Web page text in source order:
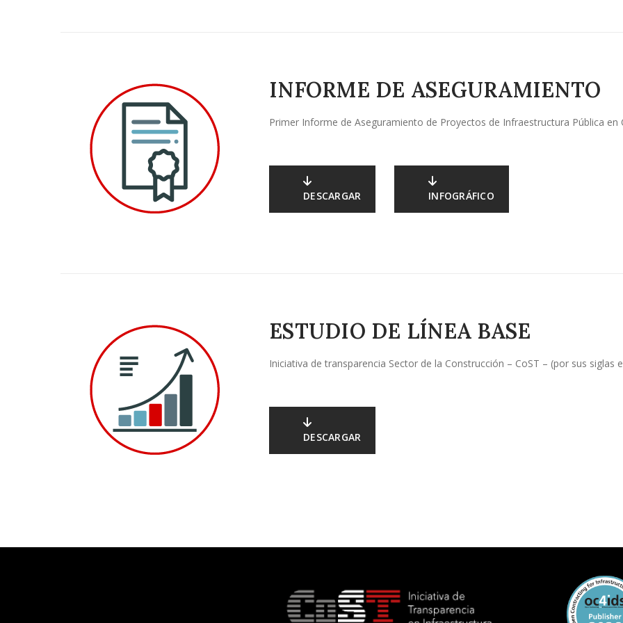
INFORME DE ASEGURAMIENTO
Primer Informe de Aseguramiento de Proyectos de Infraestructura Pública en
DESCARGAR INFOGRÁFICO
ESTUDIO DE LÍNEA BASE
Iniciativa de transparencia Sector de la Construcción – CoST – (por sus siglas
DESCARGAR